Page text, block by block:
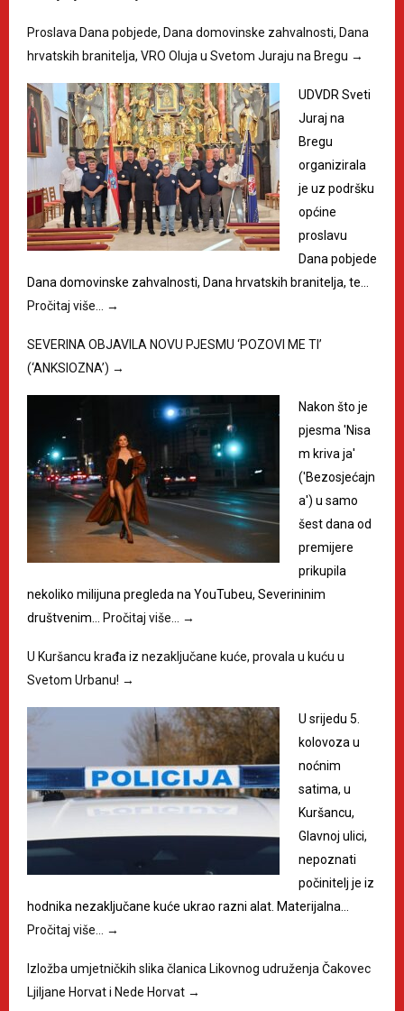
Proslava Dana pobjede, Dana domovinske zahvalnosti, Dana
hrvatskih branitelja, VRO Oluja u Svetom Juraju na Bregu →
UDVDR Sveti
Juraj na
Bregu
organizirala
je uz podršku
općine
proslavu
Dana pobjede
Dana domovinske zahvalnosti, Dana hrvatskih branitelja, te…
Pročitaj više…
→
SEVERINA OBJAVILA NOVU PJESMU ‘POZOVI ME TI’
(‘ANKSIOZNA’) →
Nakon što je
pjesma 'Nisa
m kriva ja'
('Bezosjećajn
a') u samo
šest dana od
premijere
prikupila
nekoliko milijuna pregleda na YouTubeu, Severininim
društvenim…
Pročitaj više… →
U Kuršancu krađa iz nezaključane kuće, provala u kuću u
Svetom Urbanu! →
U srijedu 5.
kolovoza u
noćnim
satima, u
Kuršancu,
Glavnoj ulici,
nepoznati
počinitelj je iz
hodnika nezaključane kuće ukrao razni alat. Materijalna…
Pročitaj više…
→
Izložba umjetničkih slika članica Likovnog udruženja Čakovec
Ljiljane Horvat i Nede Horvat →